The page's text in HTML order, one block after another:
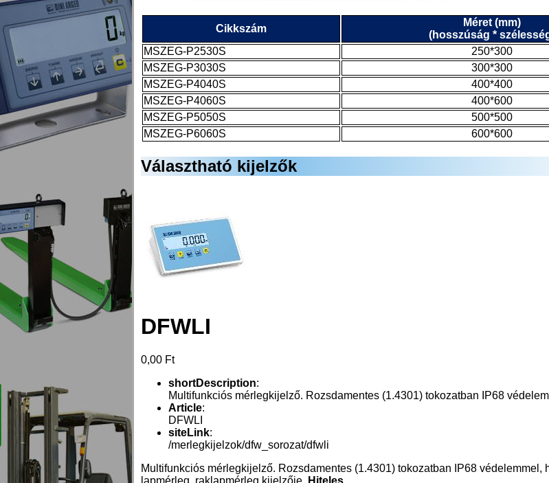
Cikkszám
Méret (mm)
(hosszúság *
MSZEG-P2530S
250*300
MSZEG-P3030S
300*300
MSZEG-P4040S
400*400
MSZEG-P4060S
400*600
MSZEG-P5050S
500*500
MSZEG-P6060S
600*600
Választható kijelzők
DFWLI
0,00 Ft
shortDescription:
Multifunkciós mérlegkijelző. Rozsdamentes (1.4301) tokozatban IP68
Article:
DFWLI
siteLink:
/merlegkijelzok/dfw_sorozat/dfwli
Multifunkciós mérlegkijelző. Rozsdamentes (1.4301) tokozatban IP68